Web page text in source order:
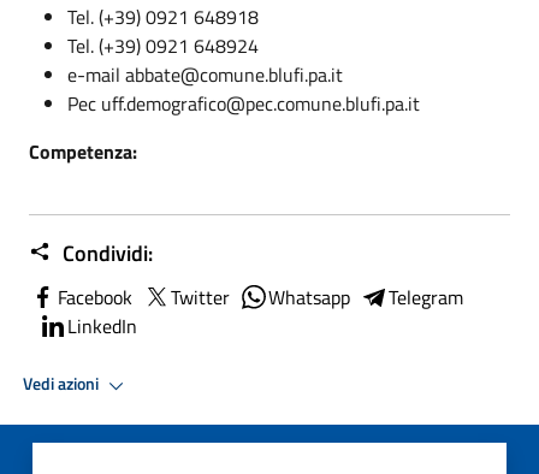
Tel. (+39) 0921 648918
Tel. (+39) 0921 648924
e-mail abbate@comune.blufi.pa.it
Pec uff.demografico@pec.comune.blufi.pa.it
Competenza:
Condividi:
Facebook Twitter Whatsapp
Telegram
LinkedIn
Vedi azioni